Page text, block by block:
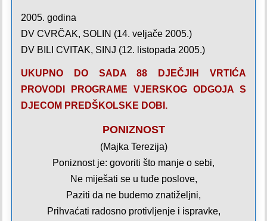
2005. godina
DV CVRČAK, SOLIN (14. veljače 2005.)
DV BILI CVITAK, SINJ (12. listopada 2005.)
UKUPNO DO SADA 88 DJEČJIH VRTIĆA
PROVODI PROGRAME VJERSKOG ODGOJA S
DJECOM PREDŠKOLSKE DOBI.
PONIZNOST
(Majka Terezija)
Poniznost je: govoriti što manje o sebi,
Ne miješati se u tuđe poslove,
Paziti da ne budemo znatiželjni,
Prihvaćati radosno protivljenje i ispravke,